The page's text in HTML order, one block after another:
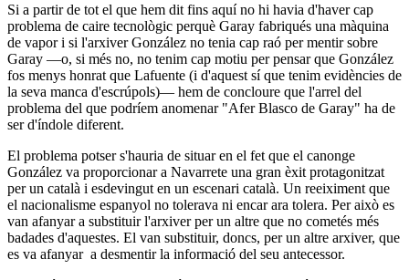
Si a partir de tot el que hem dit fins aquí no hi havia d'haver cap
problema de caire tecnològic perquè Garay fabriqués una màquina
de vapor i si l'arxiver González no tenia cap raó per mentir sobre
Garay ―o, si més no, no tenim cap motiu per pensar que González
fos menys honrat que Lafuente (i d'aquest sí que tenim evidències de
la seva manca d'escrúpols)― hem de concloure que l'arrel del
problema del que podríem anomenar "Afer Blasco de Garay" ha de
ser d'índole diferent.
El problema potser s'hauria de situar en el fet que el canonge
González va proporcionar a Navarrete una gran èxit protagonitzat
per un català i esdevingut en un escenari català. Un reeiximent que
el nacionalisme espanyol no tolerava ni encar ara tolera. Per això es
van afanyar a substituir l'arxiver per un altre que no cometés més
badades d'aquestes. El van substituir, doncs, per un altre arxiver, que
es va afanyar a desmentir la informació del seu antecessor.